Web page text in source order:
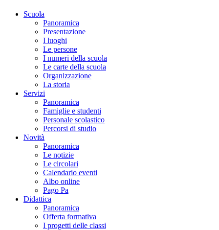
Scuola
Panoramica
Presentazione
I luoghi
Le persone
I numeri della scuola
Le carte della scuola
Organizzazione
La storia
Servizi
Panoramica
Famiglie e studenti
Personale scolastico
Percorsi di studio
Novità
Panoramica
Le notizie
Le circolari
Calendario eventi
Albo online
Pago Pa
Didattica
Panoramica
Offerta formativa
I progetti delle classi